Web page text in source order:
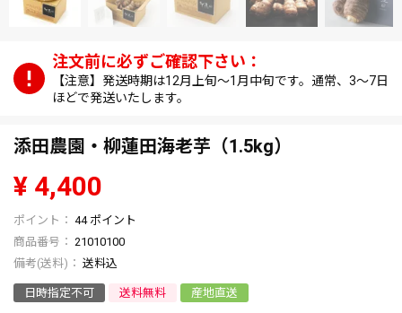
【注意】発送時期は12月上旬～1月中旬です。通常、3～7日
ほどで発送いたします。
添田農園・柳蓮田海老芋（1.5kg）
¥ 4,400
44 ポイント
商品番号
21010100
送料込
日時指定不可 送料無料 産地直送